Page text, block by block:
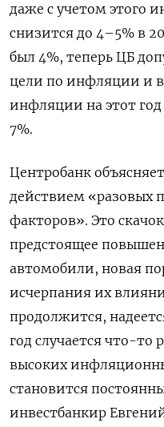
даже с учетом этого
снизится до 4–5% в
был 4%, теперь ЦБ
цели по инфляции и
инфляции на этот
7%.
Центробанк
действием «разовых
факторов». Это
предстоящее
автомобили, новая
исчерпания их
продолжится,
год случается что-то
высоких
становится
инвестбанкир